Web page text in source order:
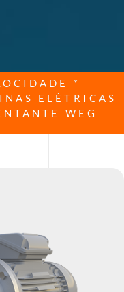
*
ELÉTRICAS
WEG